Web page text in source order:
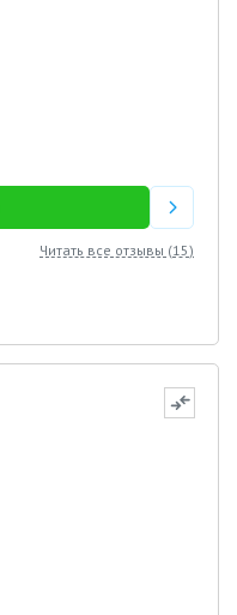
Читать все отзывы (15)